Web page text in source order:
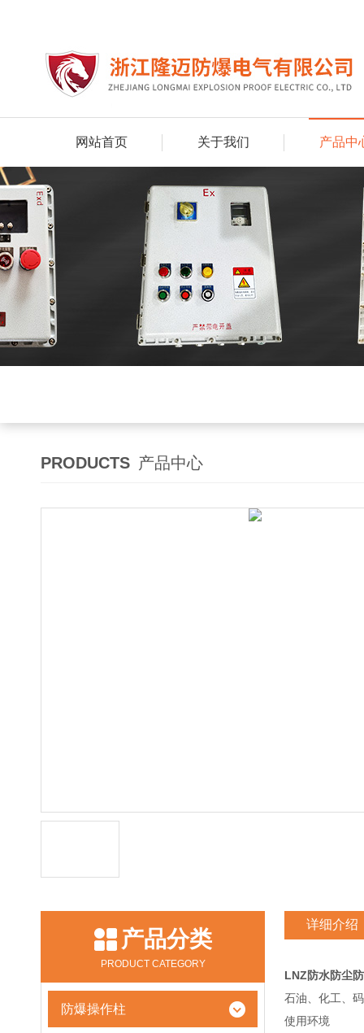
网站首页 关于我们 产品中
PRODUCTS 产品中心
产品分类
PRODUCT CATEGORY
防爆操作柱
详细介绍
LNZ防水防尘
石油、化工、
使用环境